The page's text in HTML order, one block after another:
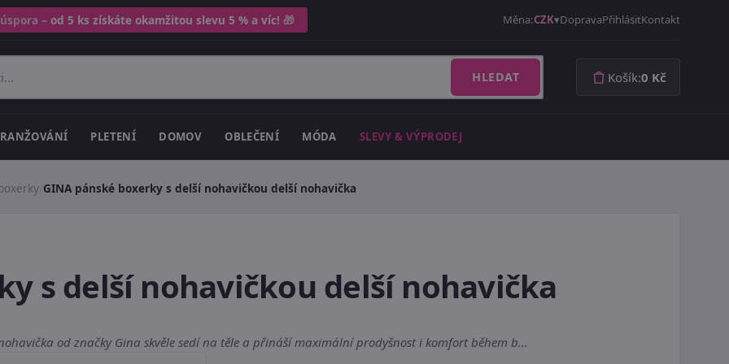
– od 5 ks získáte okamžitou slevu 5 % a víc! 🎁 Měna:CZK DopravaPřihlásitKontakt
HLEDAT Košík:0 Kč
PLETENÍ DOMOV OBLEČENÍ MÓDA SLEVY & VÝPRODEJ
GINA pánské boxerky s delší nohavičkou delší nohavička
s delší nohavičkou delší nohavička
od značky Gina skvěle sedí na těle a přináší maximální prodyšnost i komfort během b...